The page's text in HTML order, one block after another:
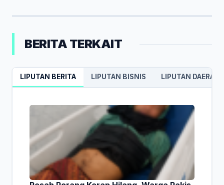
BERITA TERKAIT
LIPUTAN BERITA LIPUTAN BISNIS LIPUTAN DAERAH